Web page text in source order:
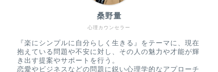
心理カウンセラー
桑野量
『楽にシンプルに自分らしく生きる』をテーマに、現在
抱えている問題や不安に対し、その人の魅力や才能が輝
き出す提案やサポートを行う。
恋愛やビジネスなどの問題に鋭い心理学的なアプローチ